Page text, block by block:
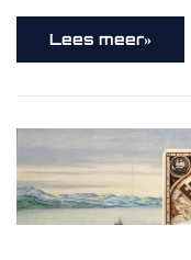
Lees meer»